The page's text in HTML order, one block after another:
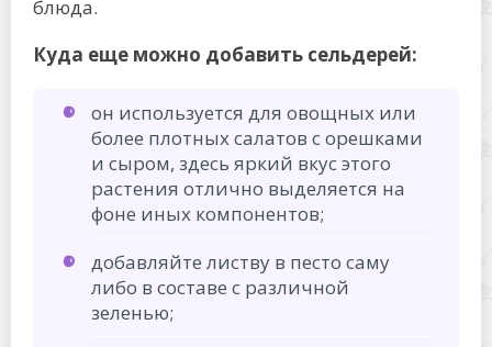
блюда.
Куда еще можно добавить сельдерей:
он используется для овощных или
более плотных салатов с орешками
и сыром, здесь яркий вкус этого
растения отлично выделяется на
фоне иных компонентов;
добавляйте листву в песто саму
либо в составе с различной
зеленью;